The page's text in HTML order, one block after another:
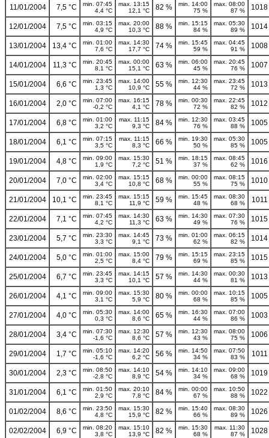
11/01/2004 7,5 °C
min. 07:45
4,4 °C
max. 13:15
12,1 °C
82 %
min. 14:00
75 %
max. 08:00
87 %
12/01/2004 7,5 °C
min. 03:15
4,9 °C
max. 20:00
10,3 °C
88 %
min. 15:15
84 %
max. 05:30
89 %
13/01/2004 13,4 °C
min. 01:00
7,6 °C
max. 14:30
17,7 °C
74 %
min. 15:45
59 %
max. 04:45
91 %
14/01/2004 11,3 °C
min. 20:45
8,1 °C
max. 00:00
15,1 °C
63 %
min. 06:00
45 %
max. 20:45
76 %
15/01/2004 6,6 °C
min. 23:45
1,3 °C
max. 14:00
10,9 °C
55 %
min. 12:30
44 %
max. 23:45
72 %
16/01/2004 2,0 °C
min. 07:00
-0,2 °C
max. 16:15
4,1 °C
78 %
min. 00:30
72 %
max. 22:45
82 %
17/01/2004 6,8 °C
min. 01:00
3,2 °C
max. 11:15
9,3 °C
84 %
min. 12:30
76 %
max. 03:45
88 %
18/01/2004 6,1 °C
min. 07:15
3,5 °C
max. 11:15
8,3 °C
66 %
min. 19:30
50 %
max. 05:30
85 %
19/01/2004 4,8 °C
min. 09:00
1,9 °C
max. 15:30
7,2 °C
51 %
min. 18:15
37 %
max. 08:45
62 %
20/01/2004 7,0 °C
min. 02:00
3,4 °C
max. 15:15
10,8 °C
68 %
min. 00:00
55 %
max. 08:15
75 %
21/01/2004 10,1 °C
min. 23:45
8,1 °C
max. 15:15
11,9 °C
59 %
min. 15:45
48 %
max. 08:30
68 %
22/01/2004 7,1 °C
min. 07:45
4,2 °C
max. 14:30
11,3 °C
63 %
min. 14:30
49 %
max. 07:30
76 %
23/01/2004 5,7 °C
min. 23:30
3,3 °C
max. 14:45
9,1 °C
73 %
min. 01:00
62 %
max. 06:15
82 %
24/01/2004 5,0 °C
min. 01:00
2,5 °C
max. 15:00
8,4 °C
79 %
min. 15:15
69 %
max. 23:15
85 %
25/01/2004 6,7 °C
min. 23:45
3,3 °C
max. 14:15
10,1 °C
57 %
min. 14:30
44 %
max. 00:30
81 %
26/01/2004 4,1 °C
min. 09:00
3,1 °C
max. 15:30
5,9 °C
80 %
min. 00:00
68 %
max. 10:15
85 %
27/01/2004 4,0 °C
min. 05:30
0,3 °C
max. 14:00
8,6 °C
65 %
min. 16:30
44 %
max. 07:00
86 %
28/01/2004 3,4 °C
min. 07:30
-1,6 °C
max. 12:30
8,6 °C
57 %
min. 12:30
43 %
max. 08:00
75 %
29/01/2004 1,7 °C
min. 05:10
-1,6 °C
max. 14:20
6,2 °C
56 %
min. 14:50
34 %
max. 07:50
83 %
30/01/2004 2,3 °C
min. 08:50
-2,8 °C
max. 14:10
8,9 °C
54 %
min. 14:10
34 %
max. 09:00
68 %
31/01/2004 6,1 °C
min. 01:50
2,9 °C
max. 20:10
7,8 °C
84 %
min. 00:00
67 %
max. 10:50
88 %
01/02/2004 8,6 °C
min. 23:50
4,8 °C
max. 15:30
15,9 °C
82 %
min. 15:40
66 %
max. 08:30
89 %
02/02/2004 6,9 °C
min. 08:20
3,8 °C
max. 15:10
13,9 °C
82 %
min. 15:30
68 %
max. 11:30
87 %